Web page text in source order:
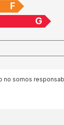
F
G
somos